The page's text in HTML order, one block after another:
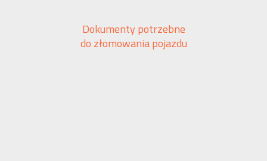
Dokumenty potrzebne
do złomowania pojazdu